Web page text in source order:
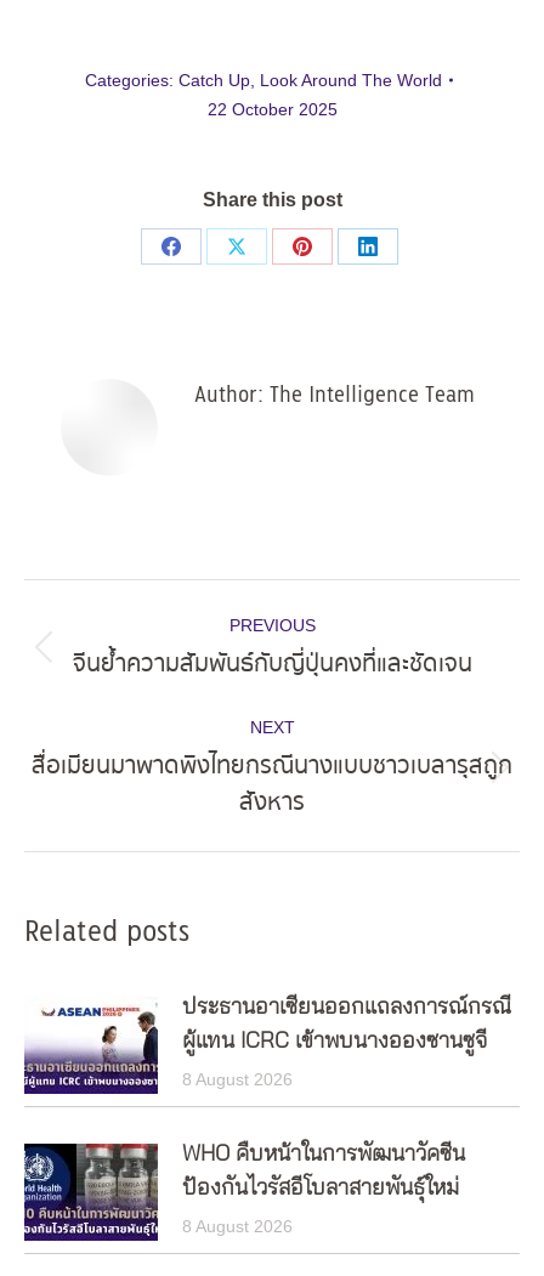
Categories: Catch Up, Look Around The World
22 October 2025
Share this post
Share
Share
Share
Share
Author: The Intelligence Team
navigation
PREVIOUS
Previous
จีนย้ำความสัมพันธ์กับญี่ปุ่นคงที่และชัดเจน
NEXT
post:
สื่อเมียนมาพาดพิงไทยกรณีนางแบบชาวเบลารุสถูก
สังหาร
Related posts
ประธานอาเซียนออกแถลงการณ์กรณี
ผู้แทน ICRC เข้าพบนางอองซานซูจี
8 August 2026
WHO คืบหน้าในการพัฒนาวัคซีน
ป้องกันไวรัสอีโบลาสายพันธุ์ใหม่
8 August 2026